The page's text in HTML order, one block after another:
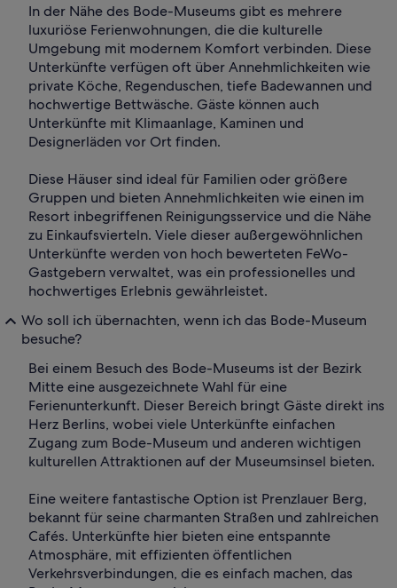
In der Nähe des Bode-Museums gibt es mehrere
luxuriöse Ferienwohnungen, die die kulturelle
Umgebung mit modernem Komfort verbinden. Diese
Unterkünfte verfügen oft über Annehmlichkeiten wie
private Köche, Regenduschen, tiefe Badewannen und
hochwertige Bettwäsche. Gäste können auch
Unterkünfte mit Klimaanlage, Kaminen und
Designerläden vor Ort finden.
Diese Häuser sind ideal für Familien oder größere
Gruppen und bieten Annehmlichkeiten wie einen im
Resort inbegriffenen Reinigungsservice und die Nähe
zu Einkaufsvierteln. Viele dieser außergewöhnlichen
Unterkünfte werden von hoch bewerteten FeWo-
Gastgebern verwaltet, was ein professionelles und
hochwertiges Erlebnis gewährleistet.
Wo soll ich übernachten, wenn ich das Bode-Museum
besuche?
Bei einem Besuch des Bode-Museums ist der Bezirk
Mitte eine ausgezeichnete Wahl für eine
Ferienunterkunft. Dieser Bereich bringt Gäste direkt ins
Herz Berlins, wobei viele Unterkünfte einfachen
Zugang zum Bode-Museum und anderen wichtigen
kulturellen Attraktionen auf der Museumsinsel bieten.
Eine weitere fantastische Option ist Prenzlauer Berg,
bekannt für seine charmanten Straßen und zahlreichen
Cafés. Unterkünfte hier bieten eine entspannte
Atmosphäre, mit effizienten öffentlichen
Verkehrsverbindungen, die es einfach machen, das